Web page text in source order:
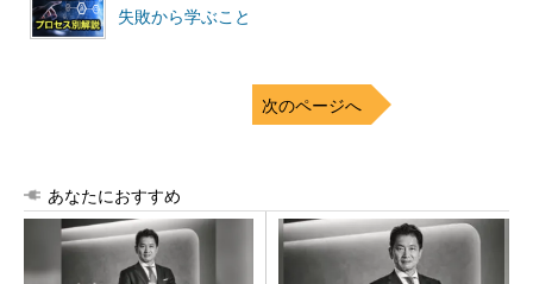
失敗から学ぶこと
次のページへ
あなたにおすすめ